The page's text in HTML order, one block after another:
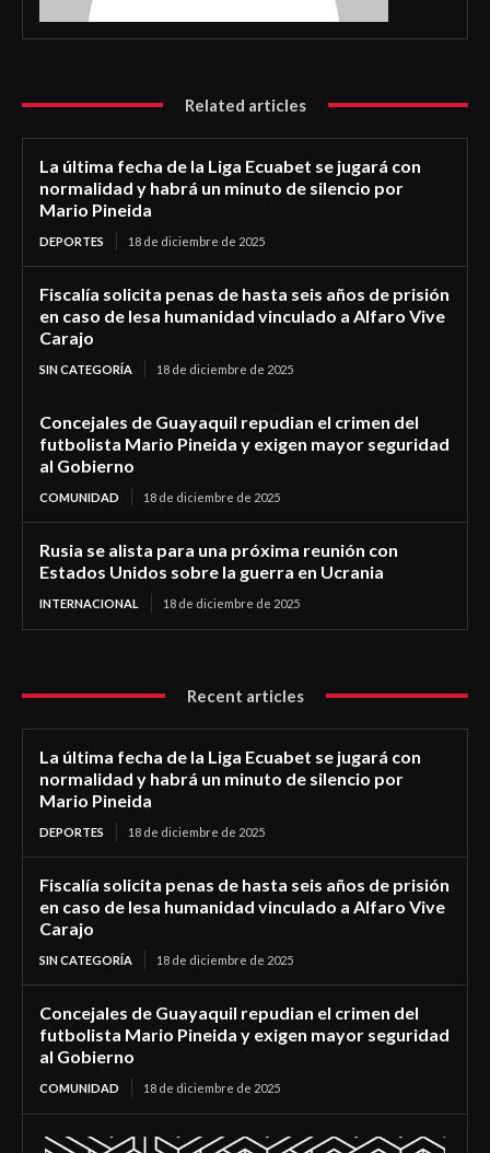
Related articles
La última fecha de la Liga Ecuabet se jugará con
normalidad y habrá un minuto de silencio por
Mario Pineida
DEPORTES 18 de diciembre de 2025
Fiscalía solicita penas de hasta seis años de prisión
en caso de lesa humanidad vinculado a Alfaro Vive
Carajo
SIN CATEGORÍA 18 de diciembre de 2025
Concejales de Guayaquil repudian el crimen del
futbolista Mario Pineida y exigen mayor seguridad
al Gobierno
COMUNIDAD 18 de diciembre de 2025
Rusia se alista para una próxima reunión con
Estados Unidos sobre la guerra en Ucrania
INTERNACIONAL 18 de diciembre de 2025
Recent articles
La última fecha de la Liga Ecuabet se jugará con
normalidad y habrá un minuto de silencio por
Mario Pineida
DEPORTES 18 de diciembre de 2025
Fiscalía solicita penas de hasta seis años de prisión
en caso de lesa humanidad vinculado a Alfaro Vive
Carajo
SIN CATEGORÍA 18 de diciembre de 2025
Concejales de Guayaquil repudian el crimen del
futbolista Mario Pineida y exigen mayor seguridad
al Gobierno
COMUNIDAD 18 de diciembre de 2025